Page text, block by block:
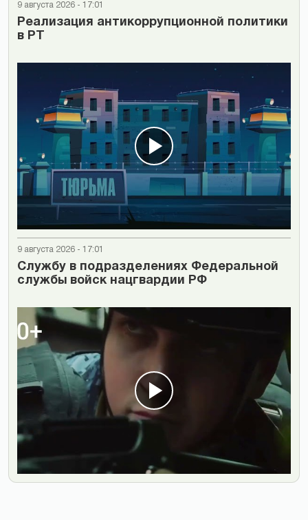
9 августа 2026 - 17:01
Реализация антикоррупционной политики
в РТ
9 августа 2026 - 17:01
Cлужбу в подразделениях Федеральной
службы войск нацгвардии РФ